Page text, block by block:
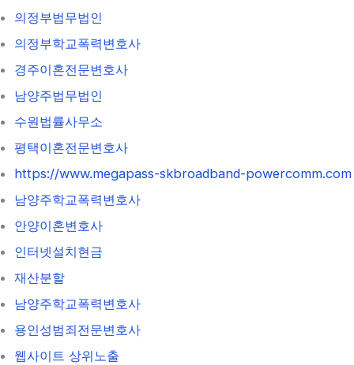
의정부법무법인
의정부학교폭력변호사
경주이혼전문변호사
남양주법무법인
수원법률사무소
평택이혼전문변호사
https://www.megapass-skbroadband-powercomm.com
남양주학교폭력변호사
안양이혼변호사
인터넷설치현금
재산분할
남양주학교폭력변호사
용인성범죄전문변호사
웹사이트 상위노출